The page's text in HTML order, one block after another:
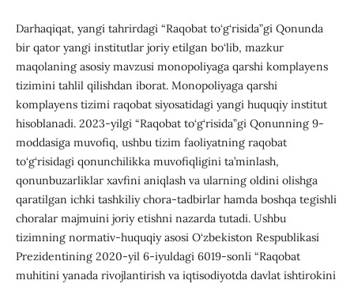
Darhaqiqat, yangi tahrirdagi “Raqobat to‘g‘risida”gi Qonunda
bir qator yangi institutlar joriy etilgan bo‘lib, mazkur
maqolaning asosiy mavzusi monopoliyaga qarshi komplayens
tizimini tahlil qilishdan iborat. Monopoliyaga qarshi
komplayens tizimi raqobat siyosatidagi yangi huquqiy institut
hisoblanadi. 2023-yilgi “Raqobat to‘g‘risida”gi Qonunning 9-
moddasiga muvofiq, ushbu tizim faoliyatning raqobat
to‘g‘risidagi qonunchilikka muvofiqligini ta’minlash,
qonunbuzarliklar xavfini aniqlash va ularning oldini olishga
qaratilgan ichki tashkiliy chora-tadbirlar hamda boshqa tegishli
choralar majmuini joriy etishni nazarda tutadi. Ushbu
tizimning normativ-huquqiy asosi O‘zbekiston Respublikasi
Prezidentining 2020-yil 6-iyuldagi 6019-sonli “Raqobat
muhitini yanada rivojlantirish va iqtisodiyotda davlat ishtirokini